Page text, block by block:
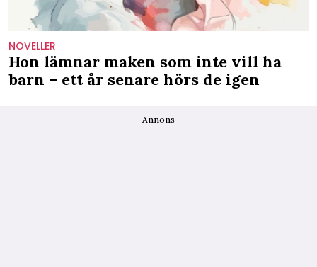
NOVELLER
Hon lämnar maken som inte vill ha
barn – ett år senare hörs de igen
Annons